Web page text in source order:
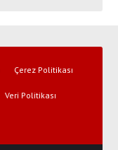
Çerez Politikası
Veri Politikası